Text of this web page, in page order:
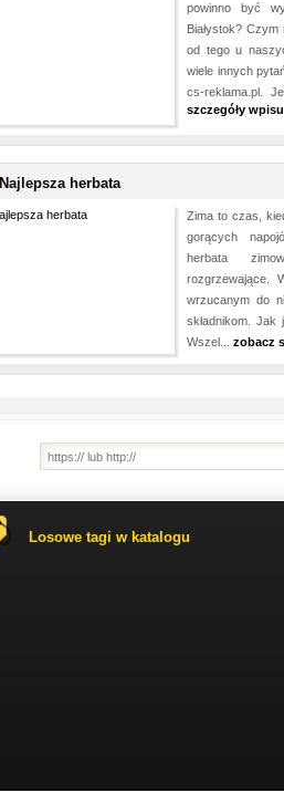
powinno być
Białystok?
od tego u
wiele innych
cs-reklama.pl.
szczegóły wpisu
Najlepsza herbata
Zima to czas,
gorących
herbata
rozgrzewające.
wrzucanym do
składnikom. Jak
Wszel... zobacz
Losowe tagi w katalogu